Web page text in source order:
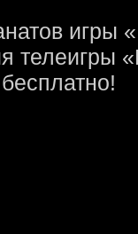
игры
телеигры